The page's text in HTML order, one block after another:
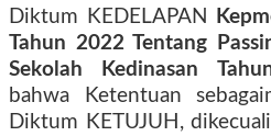
Diktum KEDELAPAN
Tahun 2022 Tentang
Sekolah Kedinasan
bahwa Ketentuan
Diktum KETUJUH,